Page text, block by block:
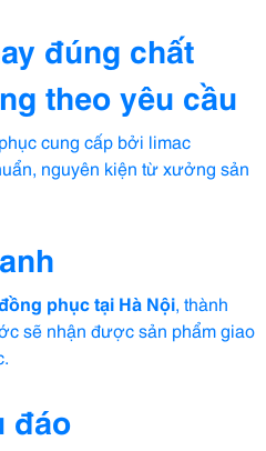
đúng chất
theo yêu cầu
cung cấp bởi limac
nguyên kiện từ xưởng sản
phục tại Hà Nội, thành
sẽ nhận được sản phẩm giao
đáo